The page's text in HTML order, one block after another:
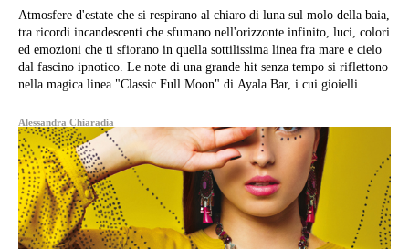
Atmosfere d'estate che si respirano al chiaro di luna sul molo della baia,
tra ricordi incandescenti che sfumano nell'orizzonte infinito, luci, colori
ed emozioni che ti sfiorano in quella sottilissima linea fra mare e cielo
dal fascino ipnotico. Le note di una grande hit senza tempo si riflettono
nella magica linea "Classic Full Moon" di Ayala Bar, i cui gioielli...
Alessandra Chiaradia